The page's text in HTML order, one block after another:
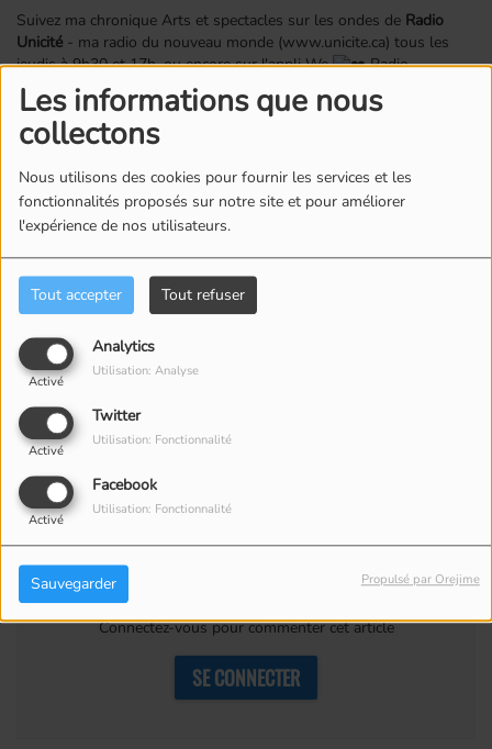
Les informations que nous
collectons
Nous utilisons des cookies pour fournir les services et les
fonctionnalités proposés sur notre site et pour améliorer
l'expérience de nos utilisateurs.
Tout accepter Tout refuser
Analytics
Activé
Utilisation: Analyse
Twitter
Activé
Utilisation: Fonctionnalité
Facebook
Activé
Utilisation: Fonctionnalité
Sauvegarder Propulsé par Orejime
Suivez ma chronique Arts et spectacles sur les ondes de Radio
Unicité - ma radio du nouveau monde (www.unicite.ca) tous les
jeudis à 9h30 et 17h, ou encore sur l'appli We
Radio.
Voir aussi
UNE JOURNÉE
HISTORIQUE CHEZ
ESCOMPTES ST-JEAN :
150 000 $ DE
GÉNÉROSITÉ
Commentaires(0)
Connectez-vous pour commenter cet article
SE CONNECTER